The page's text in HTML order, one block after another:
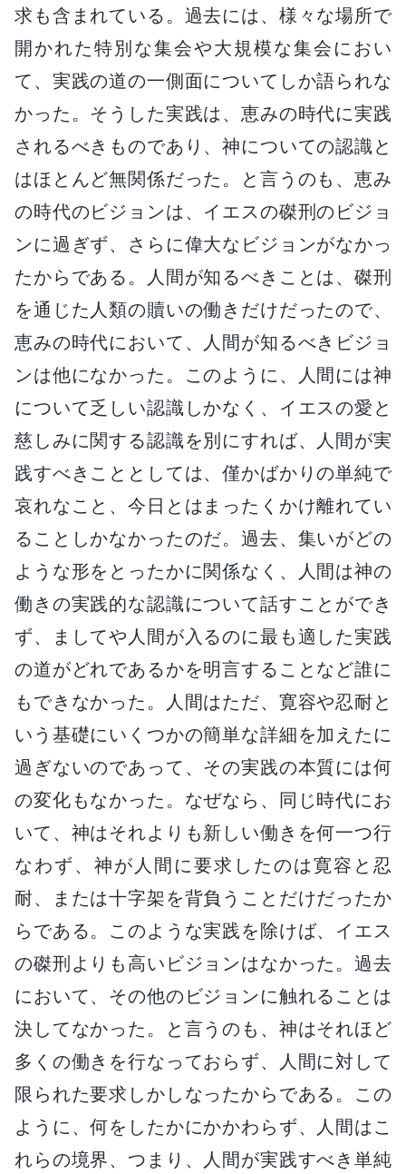
求も含まれている。過去には、様々な場所で
開かれた特別な集会や大規模な集会におい
て、実践の道の一側面についてしか語られな
かった。そうした実践は、恵みの時代に実践
されるべきものであり、神についての認識と
はほとんど無関係だった。と言うのも、恵み
の時代のビジョンは、イエスの磔刑のビジョ
ンに過ぎず、さらに偉大なビジョンがなかっ
たからである。人間が知るべきことは、磔刑
を通じた人類の贖いの働きだけだったので、
恵みの時代において、人間が知るべきビジョ
ンは他になかった。このように、人間には神
について乏しい認識しかなく、イエスの愛と
慈しみに関する認識を別にすれば、人間が実
践すべきこととしては、僅かばかりの単純で
哀れなこと、今日とはまったくかけ離れてい
ることしかなかったのだ。過去、集いがどの
ような形をとったかに関係なく、人間は神の
働きの実践的な認識について話すことができ
ず、ましてや人間が入るのに最も適した実践
の道がどれであるかを明言することなど誰に
もできなかった。人間はただ、寛容や忍耐と
いう基礎にいくつかの簡単な詳細を加えたに
過ぎないのであって、その実践の本質には何
の変化もなかった。なぜなら、同じ時代にお
いて、神はそれよりも新しい働きを何一つ行
なわず、神が人間に要求したのは寛容と忍
耐、または十字架を背負うことだけだったか
らである。このような実践を除けば、イエス
の磔刑よりも高いビジョンはなかった。過去
において、その他のビジョンに触れることは
決してなかった。と言うのも、神はそれほど
多くの働きを行なっておらず、人間に対して
限られた要求しかしなったからである。この
ように、何をしたかにかかわらず、人間はこ
れらの境界、つまり、人間が実践すべき単純